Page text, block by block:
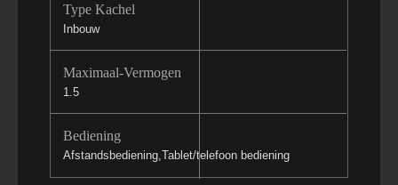
Type Kachel
Inbouw
Maximaal-Vermogen
1.5
Bediening
Afstandsbediening,Tablet/telefoon bediening